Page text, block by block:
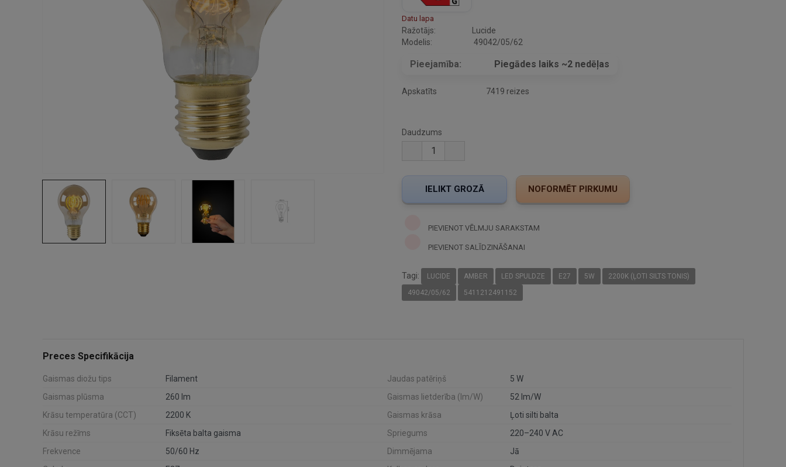
Datu lapa
Ražotājs:
Lucide
Modelis:
49042/05/62
Pieejamība: Piegādes laiks ~2 nedēļas
Apskatīts 7419 reizes
Daudzums
PIEVIENOT VĒLMJU SARAKSTAM
PIEVIENOT SALĪDZINĀŠANAI
Tagi: LUCIDE AMBER LED SPULDZE E27 5W
2200K (ĻOTI SILTS TONIS)
49042/05/62
5411212491152
Preces Specifikācija
Gaismas diožu tips Filament Jaudas patēriņš
5 W
Gaismas plūsma
260 lm Gaismas lietderība (lm/W)
52 lm/W
Krāsu temperatūra (CCT)
2200 K Gaismas krāsa
Ļoti silti balta
Krāsu režīms
Fiksēta balta gaisma Spriegums
220–240 V AC
Frekvence
50/60 Hz Dimmējama
Jā